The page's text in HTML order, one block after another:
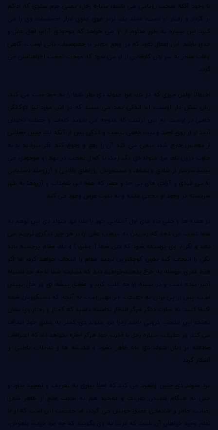
با وجود آنكه سخت رويايي مي باشد، سياره زحل،‌ يعني جرم سلوي كه حاكم
بر كردار و رفتار او است، مانند يك ترمز قوي جلوي ابراز احساسات وي را مي
گيرد. اين سياره به طور مداوم از او مي خواهد كه موجودي آرام،‌ اهل عمل و
جدي باشد. اين اعمال نقوذ كه در واقع مغاير با خصوصيات ذاتي اوست، گاهي
اوقات منجر به سر زدن كارهايي از او مي شود كه موجب تعجب اطرافيانش مي
گردد.
احتمالا اولين چيزي كه در يك مرد متولد دي نظر شما را به خود جلب مي كند،
زبان نيش دار اوست، اما اندكي بعد مي بينيد كه در اين مورد نيز دوگانگي
خاصي در اوست. به اين ترتيب كه متوجه مي شويد كلمات و جملات ناخوش
آيند او از روي قصد و نيت خاصي نيست و اندكي پس از آنكه يك چنين جملاتي
از دهانش خارج شد، سعي مي كند آن را رفع و رجوع كند. اگر بتوانيد پا به
خلوت درون يك مرد متولد دي بگذاريد، با كمال تعجب در نهاد او موجودي مي
بينيد سرشار از شادي و نشاط، و دستخوش رؤياهاي طلايي و آرزومند دستيابي
به بي قيدي و آزادي هاي بي حد و حصر كه همه اين تمايلات و آرزوها به طور
سربسته در وجود او مخفي مانده و به ندرت عرض وجود مي كند.
در هفته ها و حتي ماه هاي اول آشنايي خود با يك مرد متولد دي اين توهم به
شما دست مي دهد كه رسيدن به منصب عالي را بر هر چيز ديگري ترجيح مي
دهد و اگر از وي پرسيده شود كه بين شما ( عشق ) و يك مقام برجسته بايد
يكي را انتخاب كند بدون كوچكترين ترديد مقام را انتخاب خواهد كرد، اما اگر
فقط قدري حوصله به خرج بدهيد،‌خواهيد ديد كه قضاوت شما تا چه حد اشتباه
آميز بوده است و در سينه او چه قلب گرم و عاشق پيشه اي در حال تپيدن
است. پس از پي بردن به حقيقت امر بهتر است به آنچه كه دستگيرتان شده
اكتفا كنيد. به عبارت ديگر هرگز انتظار نداشته باشيد كه گفتار و رفتار وي نشان
دهنده اين انتخاب دروني باشد زيرا مرد متولد دي كمتر به عشق خود اعتراف
مي كند. در حقيقت سياره زحل با قدرت خود هرگز اجازه نخواهد داد كه اعترافات
صادقانه بر زبان متولد دي ماه ظاهر بشود و انديشه ها و تمايلات باطني او
آشكار گردد.
مرد متولد دي چنين وانمود مي كند كه اصلا نيازي به تعريف و تمجيد ندارد و
حتي به هنگام شنيدن تعريف و تمجيد هم به شدت مانع از ظاهر شدن
رضايت خاطر و شادماني عميق خويش مي گردد، اما حقيقت اين است كه او با
تمام وجود خواهان آن است كه مرتبا به وي بگوييد كه چه مرد خوب، باهوش،